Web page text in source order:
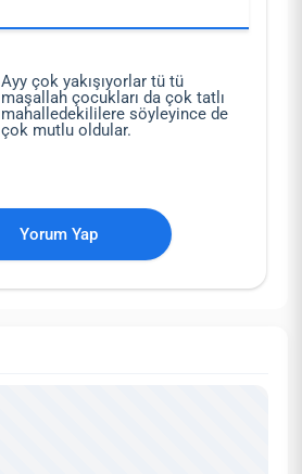
Ayy çok yakışıyorlar tü tü
maşallah çocukları da çok tatlı
mahalledekililere söyleyince de
çok mutlu oldular.
Yorum Yap